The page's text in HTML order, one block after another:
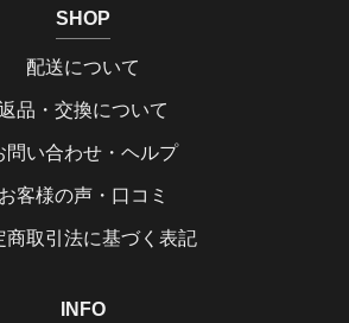
SHOP
配送について
品・交換について
問い合わせ・ヘルプ
お客様の声・口コミ
商取引法に基づく表記
INFO